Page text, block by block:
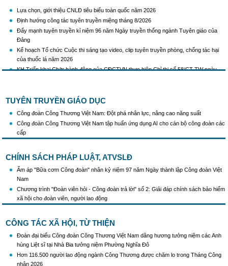
Định hướng công tác tuyên truyền miệng tháng 8/2026
Đẩy mạnh tuyên truyền kỉ niệm 96 năm Ngày truyền thống ngành Tuyên giáo của
Đảng
Kế hoạch Tổ chức Cuộc thi sáng tạo video, clip tuyên truyền phòng, chống tác hại
của thuốc lá năm 2026
10/01/2026 của Ban Bí thư TW Đảng về "Tăng cường sự lãnh đạo của Đảng đối với
Triển khai thực hiện Hướng dẫn số 28/HD-BTGDVTW về xác định, lựa chọn ngày
truyền thống, ngày thành lập, ngày tái lập sau sắp xếp tổ chức bộ máy của hệ thống
chính trị
Triển khai truyền thông "Chiến dịch 500 ngày đêm đẩy mạnh thực hiện tìm kiếm, quy
tập và xác định danh tính hài cốt liệt sĩ"
(28/7/1929 - 28/7/2026)
Khẩu hiệu tuyên truyền trong nhiệm kỳ Đại hội XIV của Đảng
Triển khai thực hiện Chỉ thị số 25/CT-TTg của Thủ tướng Chính phủ về tăng cường
công tác phòng, chống buôn lậu, vận chuyển, sản xuất, mua bán, tàng trữ, sử dụng
trái phép thuốc lá trong tình hình mới
TUYÊN TRUYỀN GIÁO DỤC
Công đoàn Công Thương Việt Nam: Đột phá nhân lực, nâng cao năng suất
Công đoàn Công Thương Việt Nam tập huấn ứng dụng AI cho cán bộ công đoàn các
cấp
CHÍNH SÁCH PHÁP LUẬT, ATVSLĐ
Ấm áp "Bữa cơm Công đoàn" nhân kỷ niệm 97 năm Ngày thành lập Công đoàn Việt
Nam
Chương trình "Đoàn viên hỏi - Công đoàn trả lời" số 2: Giải đáp chính sách bảo hiểm
xã hội cho đoàn viên, người lao động
CÔNG TÁC XÃ HỘI, TỪ THIỆN
Đoàn đại biểu Công đoàn Công Thương Việt Nam dâng hương tưởng niệm các Anh
hùng Liệt sĩ tại Nhà Bia tưởng niệm Phường Nghĩa Đô
Hơn 116.500 người lao động ngành Công Thương được chăm lo trong Tháng Công
nhân 2026